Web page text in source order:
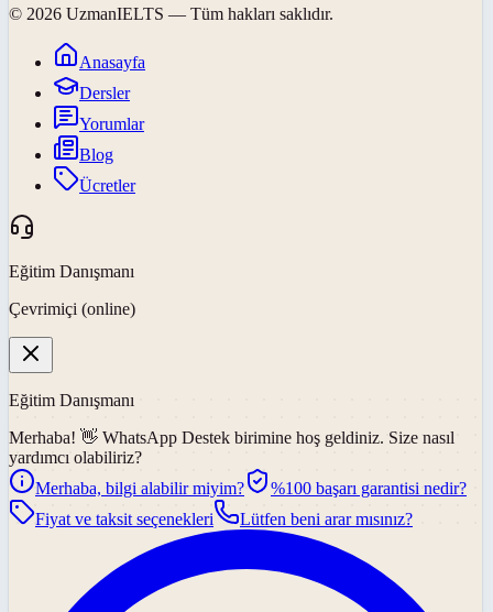
© 2026 UzmanIELTS — Tüm hakları saklıdır.
Anasayfa
Dersler
Yorumlar
Blog
Ücretler
Eğitim Danışmanı
Çevrimiçi (online)
Eğitim Danışmanı
Merhaba! 👋 WhatsApp Destek birimine hoş geldiniz. Size nasıl
yardımcı olabiliriz?
Merhaba, bilgi alabilir miyim?
%100 başarı garantisi nedir?
Fiyat ve taksit seçenekleri
Lütfen beni arar mısınız?